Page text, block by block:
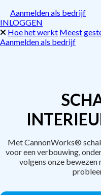
Aanmelden als bedrijf
INLOGGEN
Hoe het werkt Meest
Aanmelden als bedrijf
Met CannonWorks®
voor een verbouwing,
volgens onze